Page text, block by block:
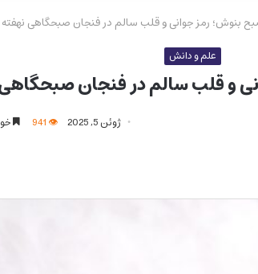
بنوش؛ رمز جوانی و قلب سالم در فنجان صبحگاهی
علم و دانش
و قلب سالم در فنجان
ژوئن 5, 2025